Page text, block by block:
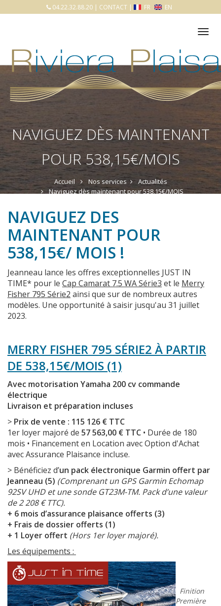
04.22.32.88.20 | CONTACT | FR EN
NAVIGUEZ DÈS MAINTENANT
POUR 538,15€/MOIS
Accueil Nos services
Actualités
Naviguez dès maintenant pour 538,15€/MOIS
NAVIGUEZ DES
MAINTENANT POUR
538,15€/ MOIS !
Jeanneau lance les offres exceptionnelles JUST IN
TIME* pour le Cap Camarat 7.5 WA Série3 et le Merry
Fisher 795 Série2 ainsi que sur de nombreux autres
modèles. Une opportunité à saisir jusqu'au 31 juillet
2023.
MERRY FISHER 795 SÉRIE2 À PARTIR
DE 538,15€/MOIS (1)
Avec motorisation Yamaha 200 cv commande
électrique
Livraison et préparation incluses
> Prix de vente : 115 126 € TTC
1er loyer majoré de 57 563,00 € TTC • Durée de 180
mois • Financement en Location avec Option d'Achat
avec Assurance Plaisance incluse.
> Bénéficiez d’un pack électronique Garmin offert par
Jeanneau (5) (Comprenant un GPS Garmin Echomap
92SV UHD et une sonde GT23M-TM. Pack d’une valeur
de 2 208 € TTC).
+ 6 mois d’assurance plaisance offerts (3)
+ Frais de dossier offerts (1)
+ 1 Loyer offert (Hors 1er loyer majoré).
Les équipements :
Finition
Première